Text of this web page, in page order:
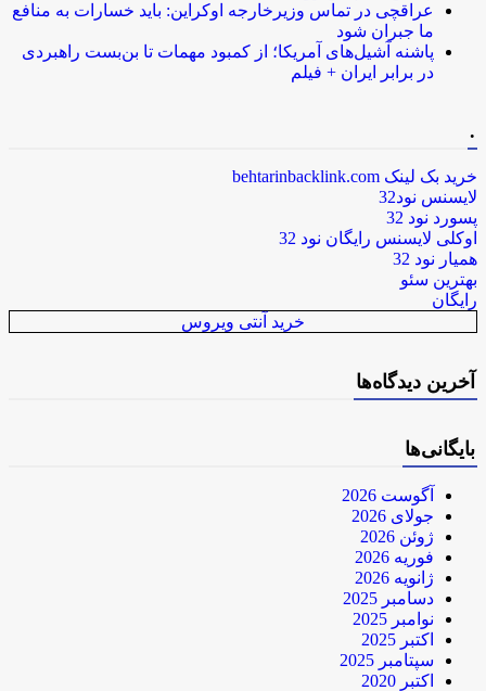
عراقچی در تماس وزیرخارجه اوکراین: باید خسارات به منافع
ما جبران شود
پاشنه آشیل‌های آمریکا؛ از کمبود مهمات تا بن‌بست راهبردی
در برابر ایران + فیلم
خرید بک لینک behtarinbacklink.com
لایسنس نود32
پسورد نود 32
اوکلی لایسنس رایگان نود 32
همیار نود 32
بهترین سئو
رایگان
خرید آنتی ویروس
آخرین دیدگاه‌ها
بایگانی‌ها
آگوست 2026
جولای 2026
ژوئن 2026
فوریه 2026
ژانویه 2026
دسامبر 2025
نوامبر 2025
اکتبر 2025
سپتامبر 2025
اکتبر 2020